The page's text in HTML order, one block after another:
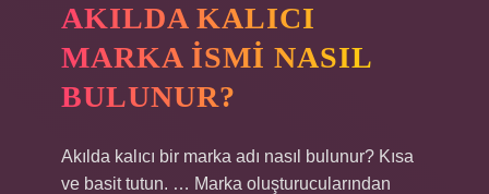
AKILDA KALICI
MARKA ISMI NASIL
BULUNUR?
Akılda kalıcı bir marka adı nasıl bulunur? Kısa
ve basit tutun. … Marka oluşturucularından